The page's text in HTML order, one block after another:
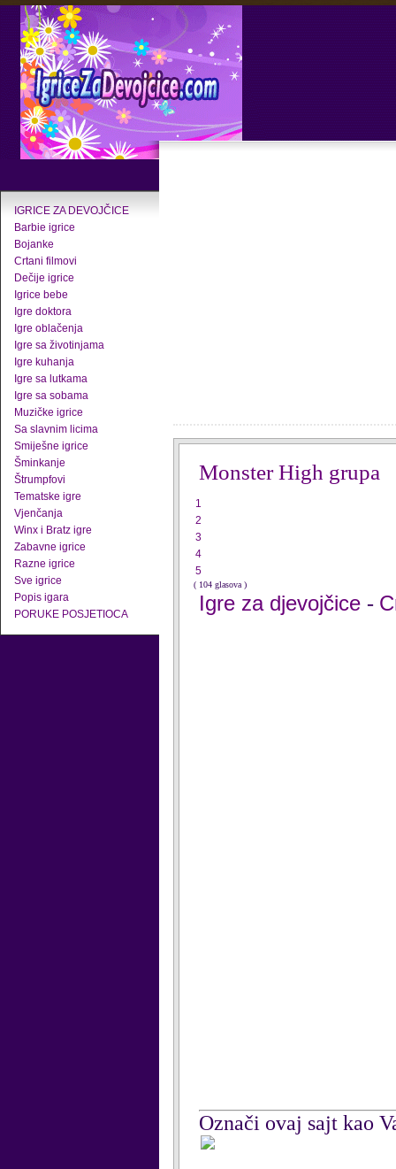
IGRICE ZA DEVOJČICE
Barbie igrice
Bojanke
Crtani filmovi
Dečije igrice
Igrice bebe
Igre doktora
Igre oblačenja
Igre sa životinjama
Igre kuhanja
Igre sa lutkama
Igre sa sobama
Muzičke igrice
Sa slavnim licima
Smiješne igrice
Šminkanje
Štrumpfovi
Tematske igre
Vjenčanja
Winx i Bratz igre
Zabavne igrice
Razne igrice
Sve igrice
Popis igara
PORUKE POSJETIOCA
Monster High grupa
1
2
3
4
5
( 104 glasova )
Igre za djevojčice -
Označi ovaj sajt kao